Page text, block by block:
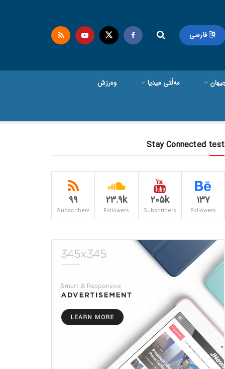
فارسی
مەڵتی میدیا وەرزش
Stay Connected test
137
Followers
205k
Subscribers
23.9k
Followers
99
Subscribers